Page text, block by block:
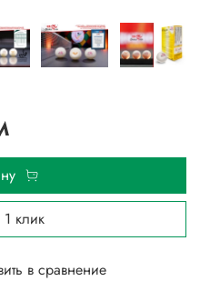
в сравнение
1 клик